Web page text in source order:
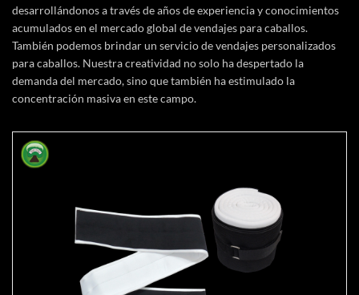
desarrollándonos a través de años de experiencia y conocimientos
acumulados en el mercado global de vendajes para caballos.
También podemos brindar un servicio de vendajes personalizados
para caballos. Nuestra creatividad no solo ha despertado la
demanda del mercado, sino que también ha estimulado la
concentración masiva en este campo.